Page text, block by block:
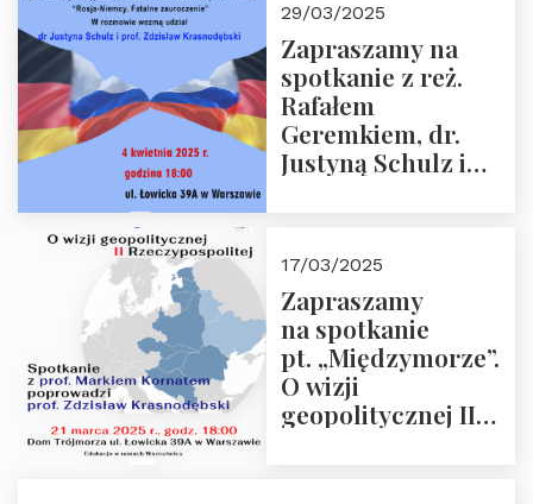
29/03/2025
Zapraszamy na
spotkanie z reż.
Rafałem
Geremkiem, dr.
Justyną Schulz i
“Rosja-Niemcy…”
17/03/2025
Zapraszamy
na spotkanie
pt. „Międzymorze”.
O wizji
geopolitycznej II